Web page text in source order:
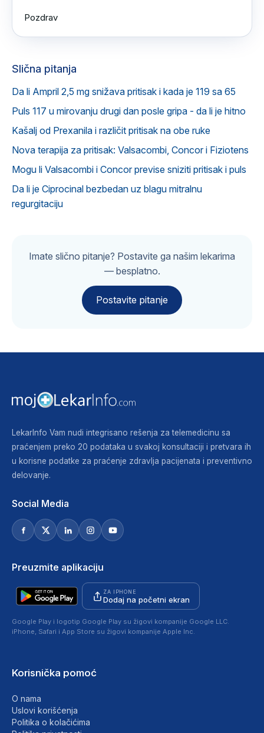
Pozdrav
Slična pitanja
Da li Ampril 2,5 mg snižava pritisak i kada je 119 sa 65
Puls 117 u mirovanju drugi dan posle gripa - da li je hitno
Kašalj od Prexanila i različit pritisak na obe ruke
Nova terapija za pritisak: Valsacombi, Concor i Fiziotens
Mogu li Valsacombi i Concor previse sniziti pritisak i puls
Da li je Ciprocinal bezbedan uz blagu mitralnu
regurgitaciju
Imate slično pitanje? Postavite ga našim lekarima
— besplatno.
Postavite pitanje
LekarInfo Vam nudi integrisano rešenja za telemedicinu sa
praćenjem preko 20 podataka u svakoj konsultaciji i pretvara ih
u korisne podatke za praćenje zdravlja pacijenata i preventivno
delovanje.
Social Media
Preuzmite aplikaciju
ZA IPHONE
Dodaj na početni ekran
Google Play i logotip Google Play su žigovi kompanije Google LLC.
iPhone, Safari i App Store su žigovi kompanije Apple Inc.
Korisnička pomoć
O nama
Uslovi korišćenja
Politika o kolačićima